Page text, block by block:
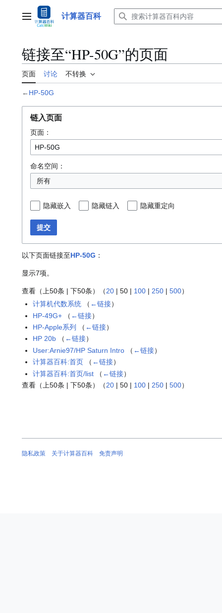
主菜单 计算器百科
链接至“HP-50G”的页面
页面 讨论 不转换
←HP-50G
链入页面
页面：
命名空间：
所有
隐藏嵌入 隐藏链入 隐藏重定向
提交
以下页面链接至HP-50G ：
显示7项。
查看（ 上50条 | 下50条）（20 | 50 | 100 | 250 | 500）
计算机代数系统
（ ←链接）
HP-49G+
（ ←链接）
HP-Apple系列
（ ←链接）
HP 20b
（ ←链接）
User:Arnie97/HP Saturn Intro
（ ←链接）
计算器百科:首页
（ ←链接）
计算器百科:首页/list
（ ←链接）
查看（ 上50条 | 下50条）（20 | 50 | 100 | 250 | 500）
隐私政策 关于计算器百科 免责声明